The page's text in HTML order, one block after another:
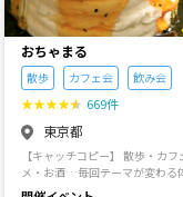
3〜4割ほどいらっしゃいます。 特徴は初
参加の方が溶け込みやすい雰囲
輪で盛り上がるサークルではあ
✮初参加の方もよく来て下さる方
かにお話しできる雰囲気だと思
^) ぜひ気軽に参加して頂きたく
と交流してほしいと思っています☆
や普段のルーティンの中では、
うことがなかった人たちと気軽
るので、不安な気持ちはあると
がぜひ一度お越しいただき、当サ
おちゃまる
散歩 カフェ会 飲み会
★★★★★ 669件
東京都
【キャッチコピー】 散歩・カフェ・グル
メ・お酒…毎回テーマが変わる
ミュニティ！ 一人参加OK、また